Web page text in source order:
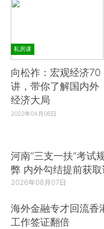
私房课
向松祚：宏观经济70
讲，带你了解国内外
经济大局
2022年04月06日
河南“三支一扶”考试
弊 内外勾结提前获
2026年08月07日
海外金融专才回流香
工作签证翻倍